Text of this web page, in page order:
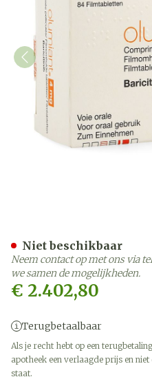
€ 2.402,80
Terugbetaalbaar
Als je recht hebt op een
apotheek een verlaagde prijs en
staat.
Niet beschikbaar
Neem contact op met ons via
we samen de mogelijkheden.